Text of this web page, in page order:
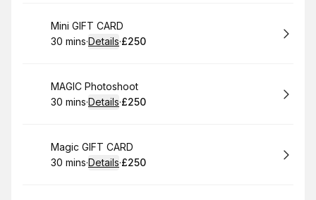
Book
Mini GIFT CARD
.Duration:
30 mins·Details·
.Price
£250
Book
MAGIC Photoshoot
.Duration:
30 mins·Details·
.Price
£250
Book
Magic GIFT CARD
.Duration:
30 mins·Details·
.Price
£250